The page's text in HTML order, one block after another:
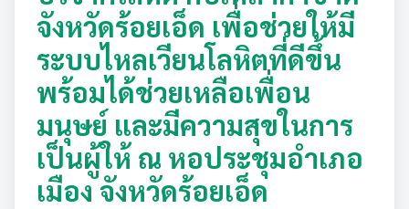
จังหวัดร้อยเอ็ด เพื่อช่วยให้มี
ระบบไหลเวียนโลหิตที่ดีขึ้น
พร้อมได้ช่วยเหลือเพื่อน
มนุษย์ และมีความสุขในการ
เป็นผู้ให้ ณ หอประชุมอำเภอ
เมือง จังหวัดร้อยเอ็ด